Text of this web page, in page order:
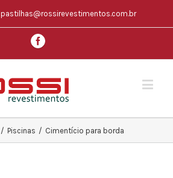
pastilhas@rossirevestimentos.com.br
/ Piscinas / Cimentício para borda